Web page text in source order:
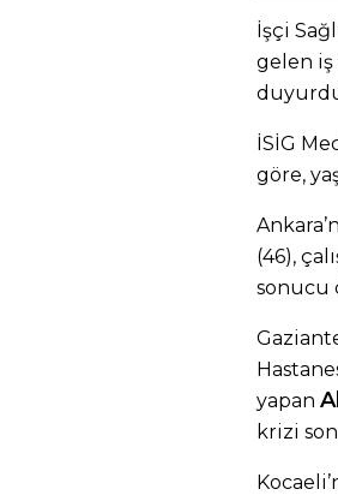
İşçi
gelen iş
İSİG
göre,
(46),
sonucu
yapan
krizi